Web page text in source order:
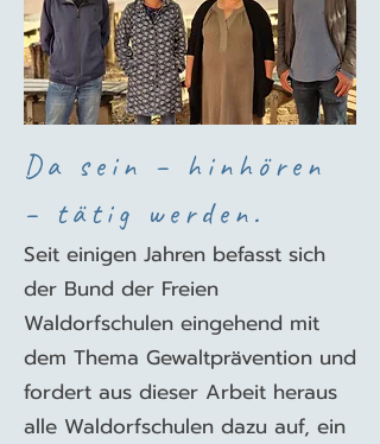
Da sein – hinhören
– tätig werden.
Seit einigen Jahren befasst sich
der Bund der Freien
Waldorfschulen eingehend mit
dem Thema Gewaltprävention und
fordert aus dieser Arbeit heraus
alle Waldorfschulen dazu auf, ein